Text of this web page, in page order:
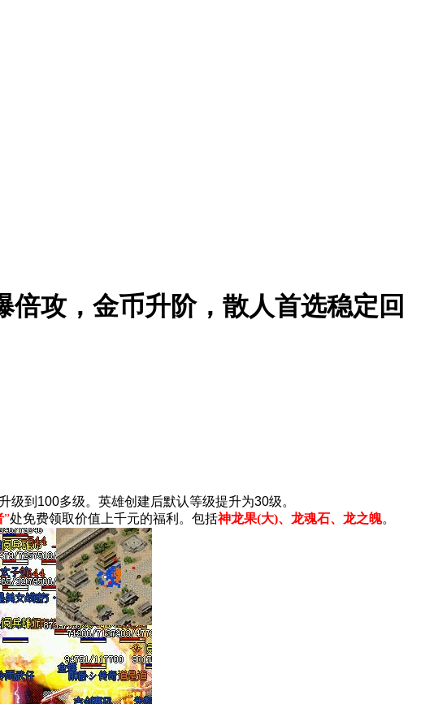
倍攻，金币升阶，散人首选稳定回
到100多级。英雄创建后默认等级提升为30级。
”处免费领取价值上千元的福利。包括神龙果(大)、龙魂石、龙之魄。